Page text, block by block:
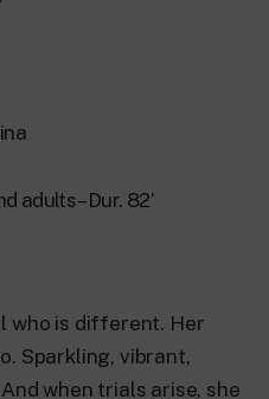
ultime notizie
su Arte,
di I e II grado,
e l’istruzione degli
adults – Dur. 82’
who is different. Her
Sparkling, vibrant,
when trials arise, she